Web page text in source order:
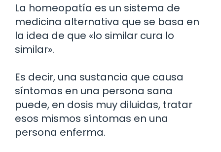
La homeopatía es un sistema de
medicina alternativa que se basa en
la idea de que «lo similar cura lo
similar».
Es decir, una sustancia que causa
síntomas en una persona sana
puede, en dosis muy diluidas, tratar
esos mismos síntomas en una
persona enferma.